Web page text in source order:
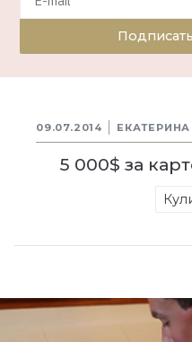
09.07.2014
5 000$ за